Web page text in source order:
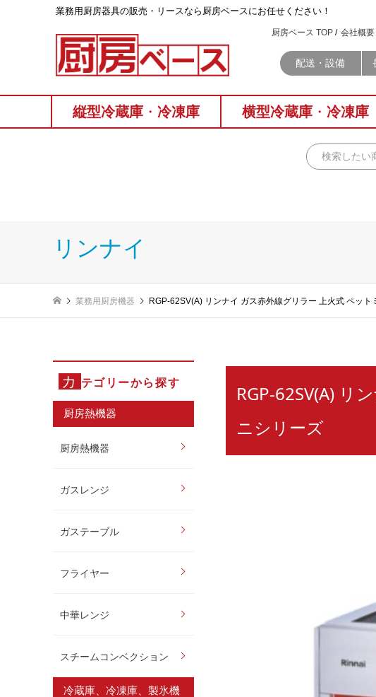
業務⽤厨房器具の販売・リースなら厨房ベースにお任せください！
厨房ベース TOP 会社概要
配送・設備
縦型冷蔵庫 ・ 冷凍庫 横型冷蔵庫 ・ 冷凍庫
リンナイ
業務用厨房機器 RGP-62SV(A) リンナイ ガス赤外線グリラー 上火式 ペット
カ テゴリーから探す
厨房熱機器
厨房熱機器
ガスレンジ
ガステーブル
フライヤー
中華レンジ
スチームコンベクション
冷蔵庫、冷凍庫、製氷機
RGP-62SV(A) リ
ニシリーズ